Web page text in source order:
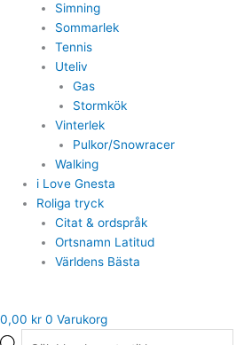
Simning
Sommarlek
Tennis
Uteliv
Gas
Stormkök
Vinterlek
Pulkor/Snowracer
Walking
i Love Gnesta
Roliga tryck
Citat & ordspråk
Ortsnamn Latitud
Världens Bästa
0,00 kr 0 Varukorg